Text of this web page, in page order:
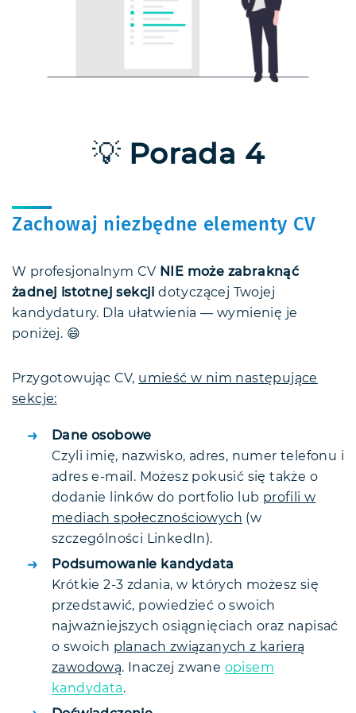
💡 Porada 4
Zachowaj niezbędne elementy CV
W profesjonalnym CV NIE może zabraknąć
żadnej istotnej sekcji dotyczącej Twojej
kandydatury. Dla ułatwienia — wymienię je
poniżej. 😄
Przygotowując CV, umieść w nim następujące
sekcje:
Dane osobowe
Czyli imię, nazwisko, adres, numer telefonu i
adres e-mail. Możesz pokusić się także o
dodanie linków do portfolio lub profili w
mediach społecznościowych (w
szczególności LinkedIn).
Podsumowanie kandydata
Krótkie 2-3 zdania, w których możesz się
przedstawić, powiedzieć o swoich
najważniejszych osiągnięciach oraz napisać
o swoich planach związanych z karierą
zawodową. Inaczej zwane opisem
kandydata.